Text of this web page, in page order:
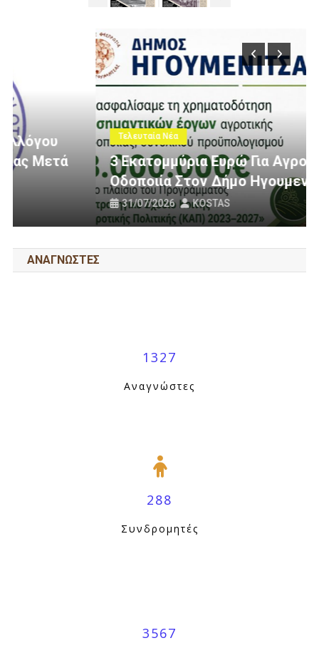
Τελευταία Νέα
3 Εκατομμύρια Ευρώ Για Αγροτική
Οδοποιία Στον Δήμο Ηγουμενίτσας
KOSTAS
ΑΝΑΓΝΩΣΤΕΣ
1327
Αναγνώστες
288
Συνδρομητές
3567